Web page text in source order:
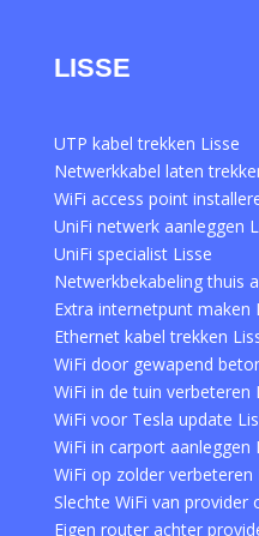
LISSE
UTP kabel trekken Lisse
Netwerkkabel laten
WiFi access point
UniFi netwerk aanleggen
UniFi specialist Lisse
Netwerkbekabeling thuis
Extra internetpunt maken
Ethernet kabel trekken
WiFi door gewapend
WiFi in de tuin verbeteren
WiFi voor Tesla update
WiFi in carport aanleggen
WiFi op zolder verbeteren
Slechte WiFi van provider
Eigen router achter